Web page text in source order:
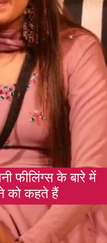
फीलिंग्स के बारे में
को कहते हैं